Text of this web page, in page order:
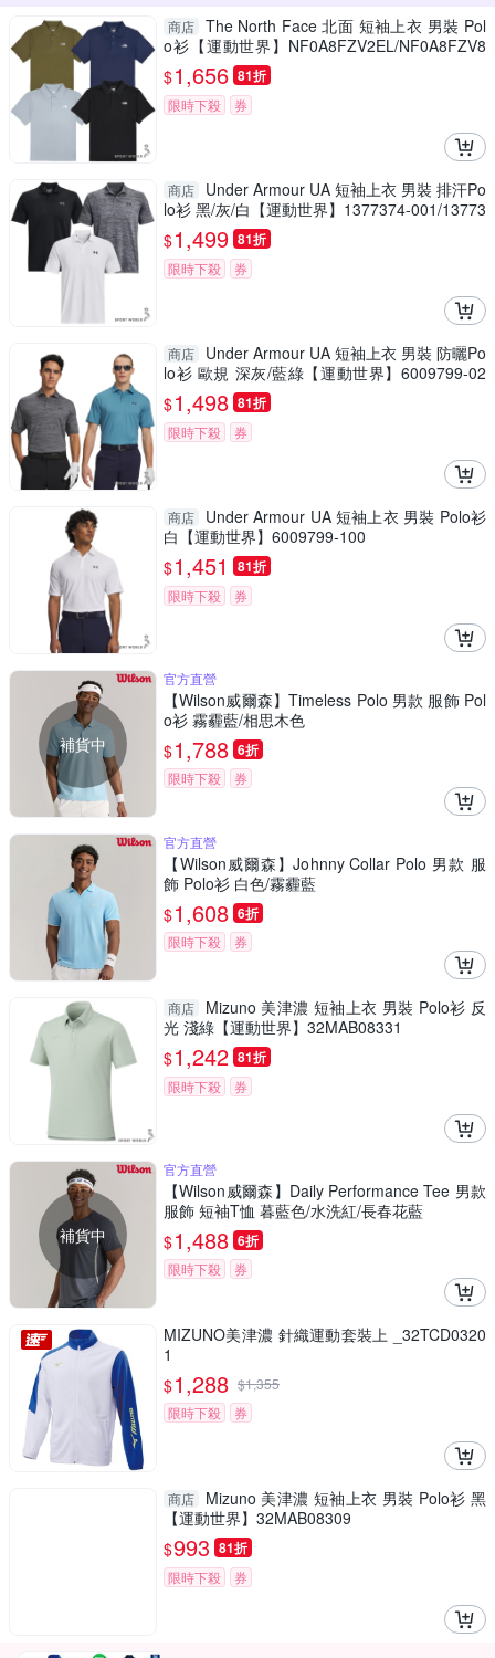
商店 The North Face 北面 短袖上衣 男裝 Pol
o衫【運動世界】NF0A8FZV2EL/NF0A8FZV8
K2/NF0A8FZVFM2/NF0A8FZVJK3
$1,656 81折
限時下殺 券
商店
Under Armour UA 短袖上衣 男裝 排汗Po
lo衫 黑/灰/白【運動世界】1377374-001/13773
74-012/1377374-100
$1,499 81折
限時下殺 券
商店
Under Armour UA 短袖上衣 男裝 防曬Po
lo衫 歐規 深灰/藍綠【運動世界】6009799-02
5/6009799-466
$1,498 81折
限時下殺 券
商店
Under Armour UA 短袖上衣 男裝 Polo衫
白【運動世界】6009799-100
$1,451 81折
限時下殺 券
補貨中
官方直營
【Wilson威爾森】Timeless Polo 男款 服飾 Pol
o衫 霧霾藍/相思木色
$1,788 6折
限時下殺 券
官方直營
【Wilson威爾森】Johnny Collar Polo 男款 服
飾 Polo衫 白色/霧霾藍
$1,608 6折
限時下殺 券
商店
Mizuno 美津濃 短袖上衣 男裝 Polo衫 反
光 淺綠【運動世界】32MAB08331
$1,242 81折
限時下殺 券
補貨中
官方直營
【Wilson威爾森】Daily Performance Tee 男款
服飾 短袖T恤 暮藍色/水洗紅/長春花藍
$1,488 6折
限時下殺 券
MIZUNO美津濃 針織運動套裝上 _32TCD0320
1
$1,288 $1,355
限時下殺
券
商店
Mizuno 美津濃 短袖上衣 男裝 Polo衫 黑
【運動世界】32MAB08309
$993 81折
限時下殺 券